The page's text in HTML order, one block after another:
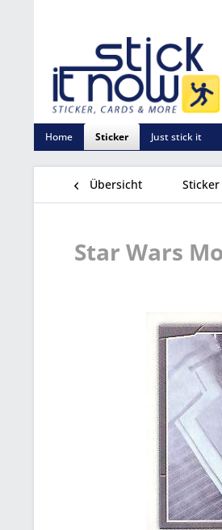
Home Sticker Just stick it
Übersicht Sticker
Star Wars